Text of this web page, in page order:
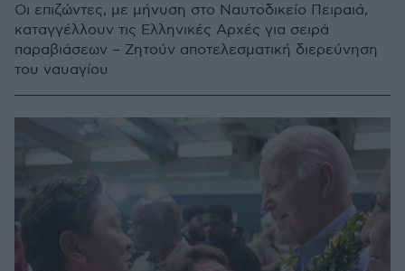
Οι επιζώντες, με μήνυση στο Ναυτοδικείο Πειραιά,
καταγγέλλουν τις Ελληνικές Αρχές για σειρά
παραβιάσεων – Ζητούν αποτελεσματική διερεύνηση
του ναυαγίου